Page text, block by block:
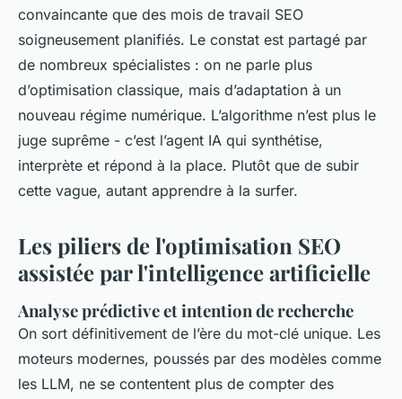
convaincante que des mois de travail SEO
soigneusement planifiés. Le constat est partagé par
de nombreux spécialistes : on ne parle plus
d’optimisation classique, mais d’adaptation à un
nouveau régime numérique. L’algorithme n’est plus le
juge suprême - c’est l’agent IA qui synthétise,
interprète et répond à la place. Plutôt que de subir
cette vague, autant apprendre à la surfer.
Les piliers de l'optimisation SEO
assistée par l'intelligence artificielle
Analyse prédictive et intention de recherche
On sort définitivement de l’ère du mot-clé unique. Les
moteurs modernes, poussés par des modèles comme
les LLM, ne se contentent plus de compter des